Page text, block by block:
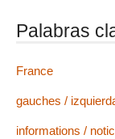
Palabras
France
gauches /
informations /